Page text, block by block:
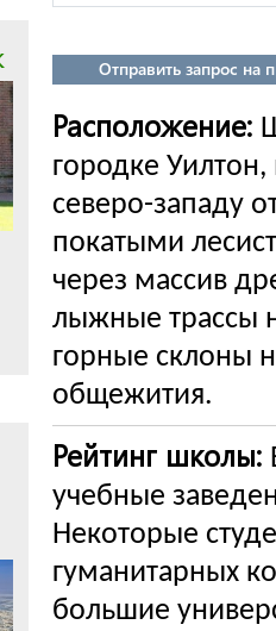
Отправить запрос на
Расположение:
городке
северо-западу
покатыми
через массив
лыжные трассы
горные склоны
общежития.
Рейтинг школы:
учебные
Некоторые
гуманитарных
большие